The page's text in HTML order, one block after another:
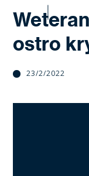
ostro
23/2/2022